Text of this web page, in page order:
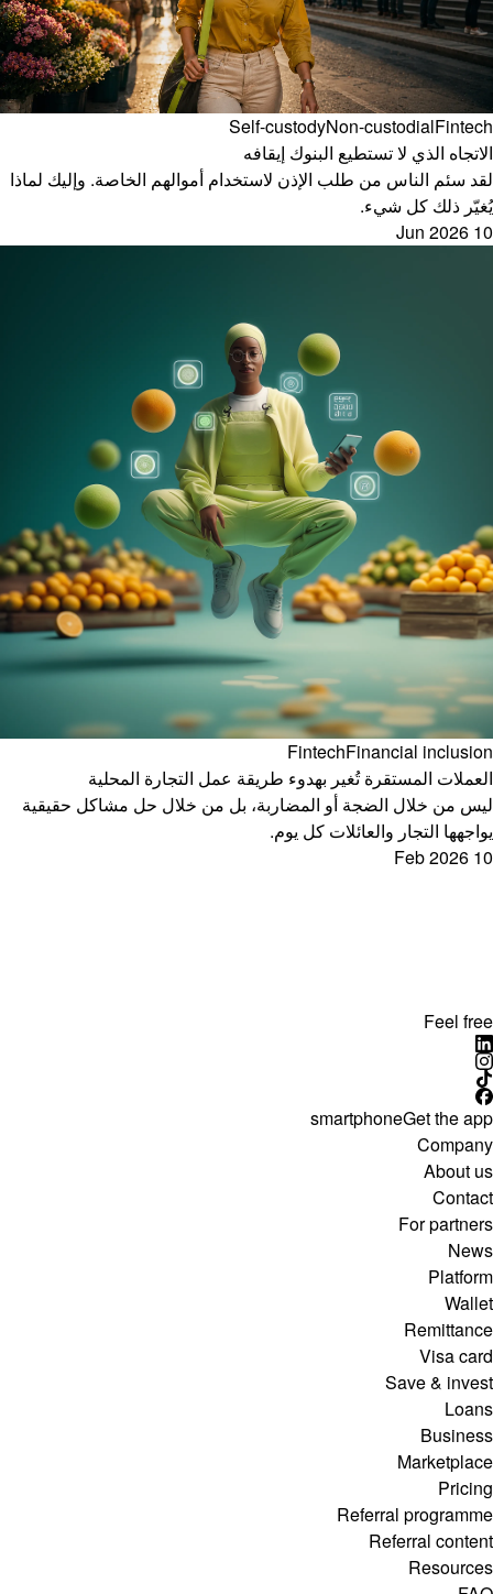
Self-custodyNon-custodialFintech
الاتجاه الذي لا تستطيع البنوك إيقافه
لقد سئم الناس من طلب الإذن لاستخدام أموالهم الخاصة. وإليك لماذا
يُغيّر ذلك كل شيء.
10 Jun 2026
FintechFinancial inclusion
العملات المستقرة تُغير بهدوء طريقة عمل التجارة المحلية
ليس من خلال الضجة أو المضاربة، بل من خلال حل مشاكل حقيقية
يواجهها التجار والعائلات كل يوم.
10 Feb 2026
Feel free
smartphoneGet the app
Company
About us
Contact
For partners
News
Platform
Wallet
Remittance
Visa card
Save & invest
Loans
Business
Marketplace
Pricing
Referral programme
Referral content
Resources